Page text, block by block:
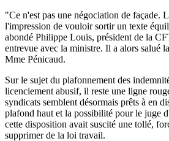
"Ce n'est pas une négociation de façade.
l'impression de vouloir sortir un texte
abondé Philippe Louis, président de la
entrevue avec la ministre. Il a alors salué
Mme Pénicaud.
Sur le sujet du plafonnement des
licenciement abusif, il reste une ligne
syndicats semblent désormais prêts à en
plafond haut et la possibilité pour le juge
cette disposition avait suscité une tollé,
supprimer de la loi travail.